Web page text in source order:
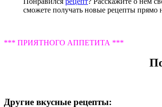
сможете получать новые рецепты прямо
*** ПРИЯТНОГО АППЕТИТА ***
Другие вкусные рецепты: